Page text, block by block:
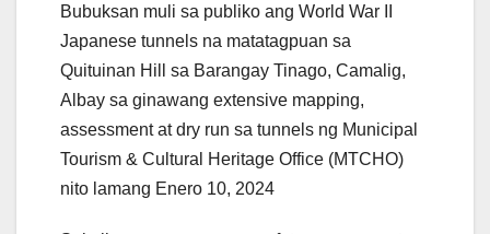
Bubuksan muli sa publiko ang World War II
Japanese tunnels na matatagpuan sa
Quituinan Hill sa Barangay Tinago, Camalig,
Albay sa ginawang extensive mapping,
assessment at dry run sa tunnels ng Municipal
Tourism & Cultural Heritage Office (MTCHO)
nito lamang Enero 10, 2024